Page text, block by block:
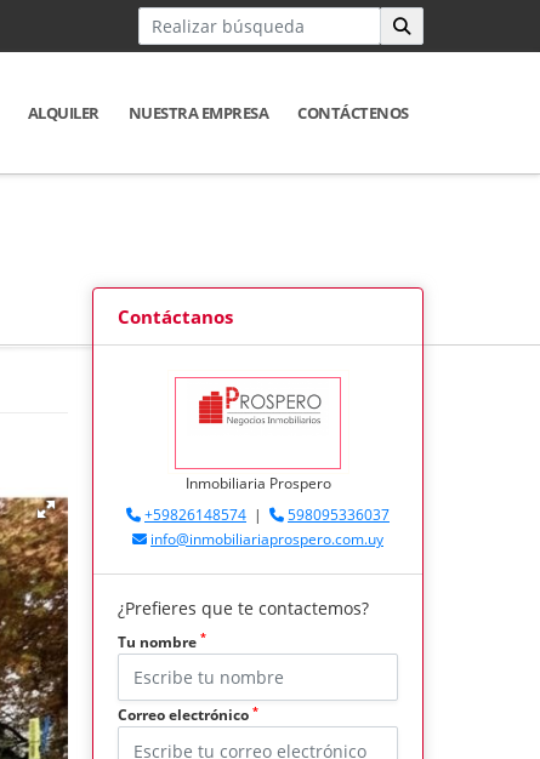
ALQUILER NUESTRA EMPRESA CONTÁCTENOS
Contáctanos
Inmobiliaria Prospero
+59826148574 |
598095336037
info@inmobiliariaprospero.com.uy
¿Prefieres que te contactemos?
Tu nombre *
Correo electrónico *